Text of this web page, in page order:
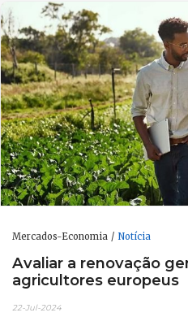
Mercados-Economia Notícia
Avaliar a renovação
agricultores europeus
22-Jul-2024